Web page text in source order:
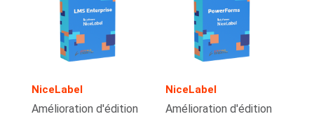
NiceLabel
Amélioration d'édition
NiceLabel
Amélioration d'édition